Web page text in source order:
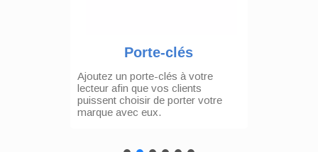
Porte-clés
Ajoutez un porte-clés à votre
lecteur afin que vos clients
puissent choisir de porter votre
marque avec eux.